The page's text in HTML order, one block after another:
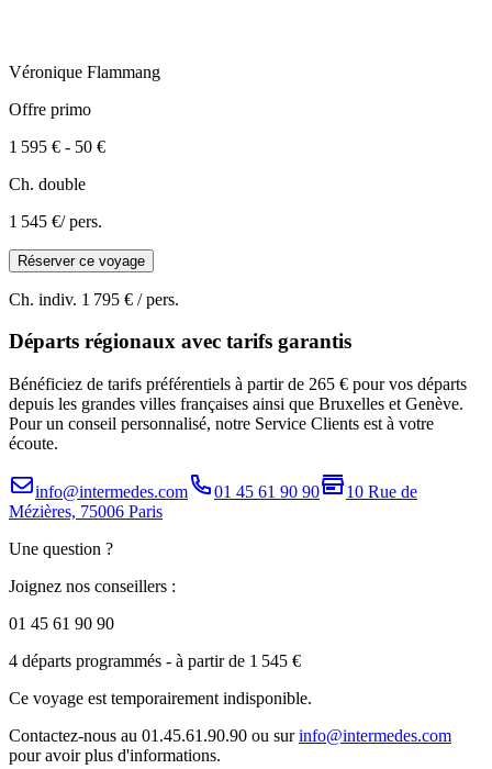
Véronique Flammang
Offre primo
1 595 € - 50 €
Ch. double
1 545 €/ pers.
Réserver ce voyage
Ch. indiv. 1 795 € / pers.
Départs régionaux avec tarifs garantis
Bénéficiez de tarifs préférentiels à partir de 265 € pour vos départs
depuis les grandes villes françaises ainsi que Bruxelles et Genève.
Pour un conseil personnalisé, notre Service Clients est à votre
écoute.
info@intermedes.com 01 45 61 90 90
10 Rue de
Mézières, 75006 Paris
Une question ?
Joignez nos conseillers :
01 45 61 90 90
4 départs programmés - à partir de 1 545 €
Ce voyage est temporairement indisponible.
Contactez-nous au 01.45.61.90.90 ou surinfo@intermedes.com
pour avoir plus d'informations.